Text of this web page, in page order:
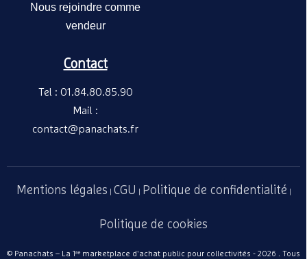
Nous rejoindre comme
vendeur
Contact
Tel : 01.84.80.85.90
Mail :
contact@panachats.fr
Mentions légales CGU Politique de confidentialité
Politique de cookies
© Panachats – La 1ʳᵉ marketplace d'achat public pour collectivités - 2026 . Tous